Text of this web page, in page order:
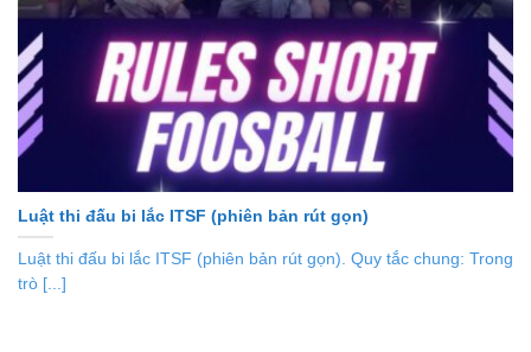
Luật thi đấu bi lắc ITSF (phiên bản rút gọn)
Luật thi đấu bi lắc ITSF (phiên bản rút gọn). Quy tắc chung: Trong
trò [...]